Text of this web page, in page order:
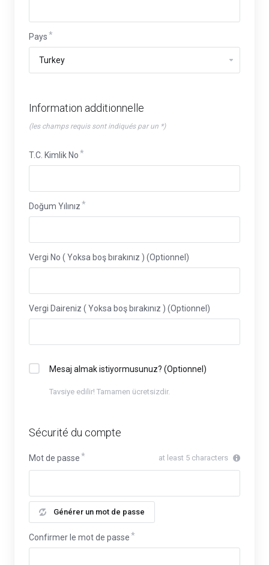
Pays
Information additionnelle
(les champs requis sont indiqués par un *)
T.C. Kimlik No
Doğum Yılınız
Vergi No ( Yoksa boş bırakınız ) (Optionnel)
Vergi Daireniz ( Yoksa boş bırakınız ) (Optionnel)
Mesaj almak istiyormusunuz? (Optionnel)
Tavsiye edilir! Tamamen ücretsizdir.
Sécurité du compte
Mot de passe at least 5 characters
Générer un mot de passe
Confirmer le mot de passe